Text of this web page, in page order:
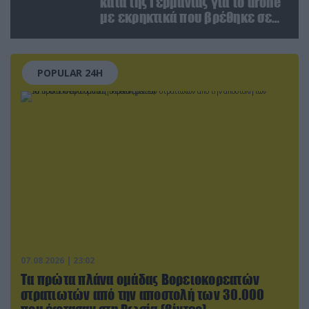
με εκρηκτικά που βρέθηκε σε
POPULAR 24H
07.08.2026 | 23:02
Τα πρώτα πλάνα ομάδας Βορειοκορεατών
στρατιωτών από την αποστολή των 30.000